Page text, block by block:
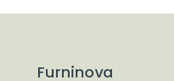
Furninova